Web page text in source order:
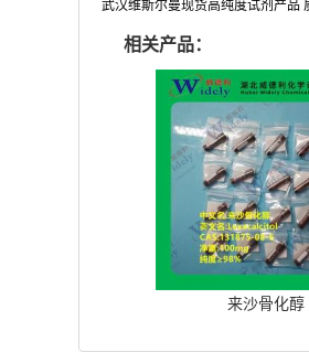
武汉维斯尔曼现货高纯度试剂产品
相关产品：
来沙骨化醇